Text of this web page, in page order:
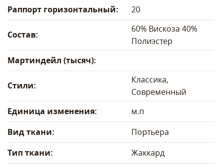
Раппорт горизонтальный:
20
Состав:
60% Вискоза 40%
Полиэстер
Мартиндейл (тысяч):
Стили:
Классика,
Современный
Единица изменения:
м.п
Вид ткани:
Портьера
Тип ткани:
Жаккард